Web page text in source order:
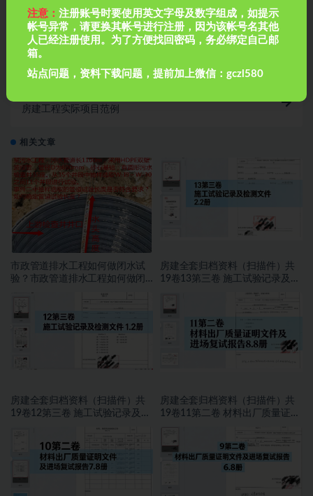
上一篇
房建工程实际项目范例
相关文章
市政管道排水工程如何做闭水试
验？市政管道排水工程如何做闭
房建全套归档资料（扫描件）共
19卷13第三卷 施工试验记录及检
房建全套归档资料（扫描件）共
19卷12第三卷 施工试验记录及检
房建全套归档资料（扫描件）共
19卷11第二卷 材料出厂质量证明
注意：注册账号时要使用英文字母及数字组成，如提示
帐号异常，请更换其帐号进行注册，因为该帐号名其他
人已经注册使用。为了方便找回密码，务必绑定自己邮
箱。
站点问题，资料下载问题，提前加上微信：gczl580